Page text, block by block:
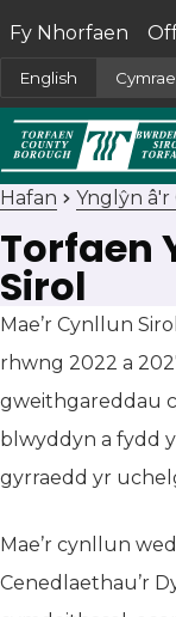
English
Fy Nhorfaen
(yn agor mewn
Hafan Ynglŷn â'r
Torfaen
Sirol
Mae’r Cynllun
rhwng 2022 a
gweithgareddau
blwyddyn a fydd
gyrraedd yr
Mae’r cynllun
Cenedlaethau’r